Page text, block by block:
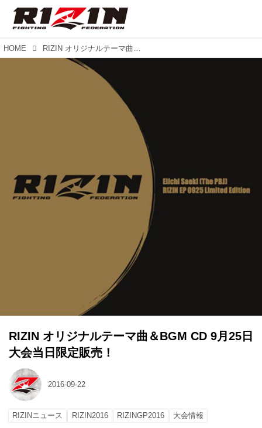
HOME RIZIN オリジナルテーマ曲＆BGM CD 9月25日大会当日限定販売！
RIZIN オリジナルテーマ曲＆BGM CD 9月25日
大会当日限定販売！
2016-09-22
RIZINニュース RIZIN2016 RIZINGP2016 大会情報